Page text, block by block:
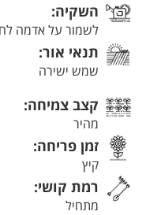
השקיה:
לשמור על אדמה
תנאי אור:
שמש ישירה
קצב צמיחה:
מהיר
זמן פריחה:
קיץ
רמת קושי:
מתחיל